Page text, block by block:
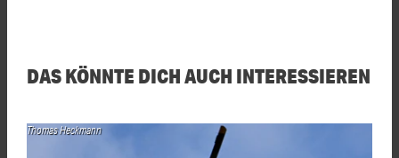
DAS KÖNNTE DICH AUCH INTERESSIEREN
Thomas Heckmann